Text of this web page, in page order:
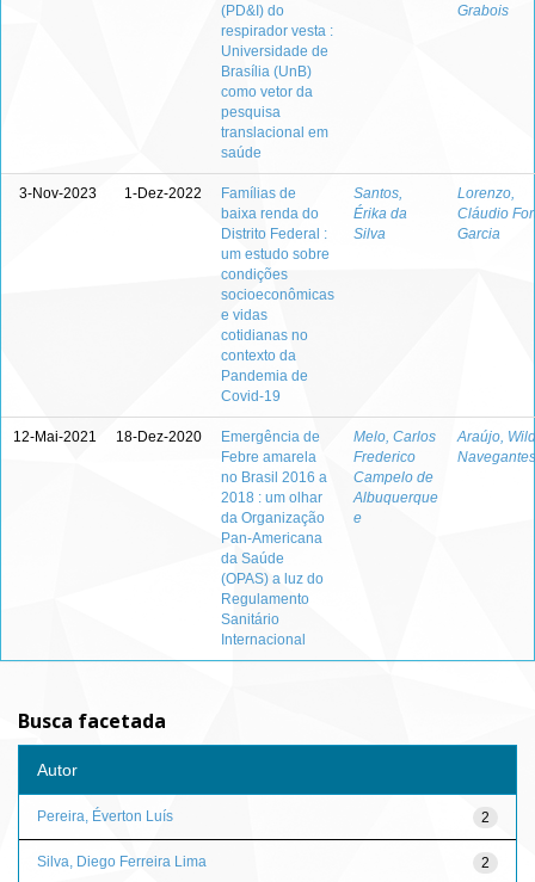
(PD&I) do
respirador vesta :
Universidade de
Brasília (UnB)
como vetor da
pesquisa
translacional em
saúde
Grabois
3-Nov-2023 1-Dez-2022
Famílias de
baixa renda do
Distrito Federal :
um estudo sobre
condições
socioeconômicas
e vidas
cotidianas no
contexto da
Pandemia de
Covid-19
Santos,
Érika da
Silva
Lorenzo,
Cláudio
Garcia
12-Mai-2021 18-Dez-2020
Emergência de
Febre amarela
no Brasil 2016 a
2018 : um olhar
da Organização
Pan-Americana
da Saúde
(OPAS) a luz do
Regulamento
Sanitário
Internacional
Melo, Carlos
Frederico
Campelo de
Albuquerque
e
Araújo,
Busca facetada
Autor
2
Pereira, Éverton Luís
2
Silva, Diego Ferreira Lima